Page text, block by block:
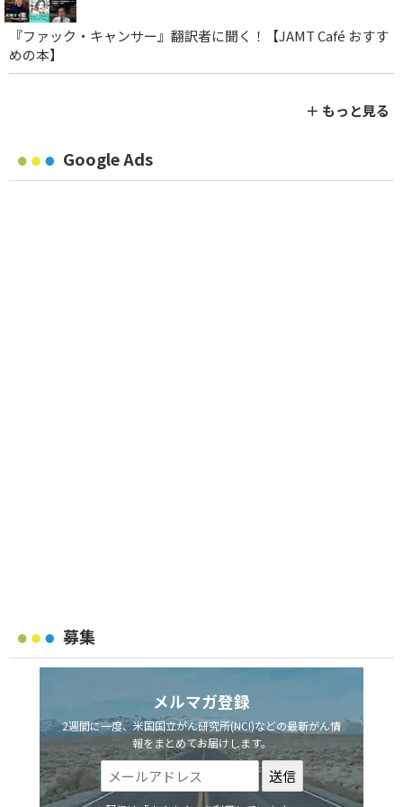
『ファック・キャンサー』翻訳者に聞く！【JAMT Café おすす
めの本】
＋ もっと見る
Google Ads
募集
メルマガ登録
2週間に一度、米国国立がん研究所(NCI)などの最新がん情
報をまとめてお届けします。